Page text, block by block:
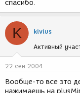
спасибо.
K kivius
Активный
22 сен 2004
Вообще-то все это
нажимаешь на